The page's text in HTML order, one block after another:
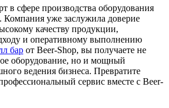
в сфере производства оборудования
Компания уже заслужила доверие
качеству продукции,
и оперативному выполнению
бар от Beer-Shop, вы получаете не
оборудование, но и мощный
ведения бизнеса. Превратите
сервис вместе с Beer-